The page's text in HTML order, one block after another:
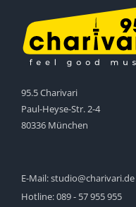
95.5 Charivari
Paul-Heyse-Str. 2-4
80336 München
E-Mail:studio@charivari.de
Hotline:089 - 57 955 955